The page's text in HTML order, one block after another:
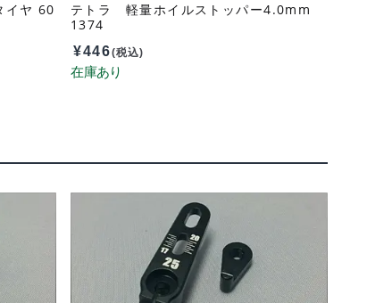
イヤ 60
テトラ 軽量ホイルストッパー4.0mm
1374
¥446(税込)